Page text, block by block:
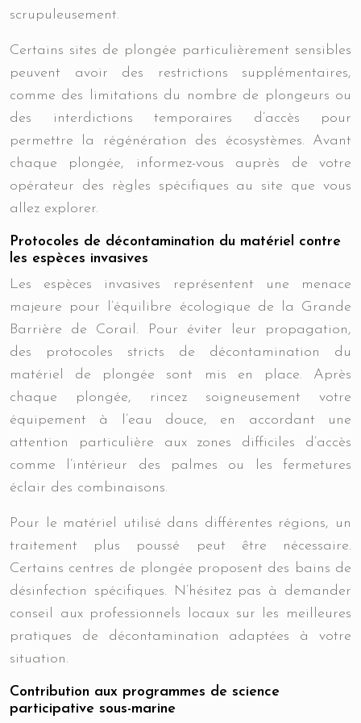
scrupuleusement.
Certains sites de plongée particulièrement sensibles
peuvent avoir des restrictions supplémentaires,
comme des limitations du nombre de plongeurs ou
des interdictions temporaires d’accès pour
permettre la régénération des écosystèmes. Avant
chaque plongée, informez-vous auprès de votre
opérateur des règles spécifiques au site que vous
allez explorer.
Protocoles de décontamination du matériel contre
les espèces invasives
Les espèces invasives représentent une menace
majeure pour l’équilibre écologique de la Grande
Barrière de Corail. Pour éviter leur propagation,
des protocoles stricts de décontamination du
matériel de plongée sont mis en place. Après
chaque plongée, rincez soigneusement votre
équipement à l’eau douce, en accordant une
attention particulière aux zones difficiles d’accès
comme l’intérieur des palmes ou les fermetures
éclair des combinaisons.
Pour le matériel utilisé dans différentes régions, un
traitement plus poussé peut être nécessaire.
Certains centres de plongée proposent des bains de
désinfection spécifiques. N’hésitez pas à demander
conseil aux professionnels locaux sur les meilleures
pratiques de décontamination adaptées à votre
situation.
Contribution aux programmes de science
participative sous-marine